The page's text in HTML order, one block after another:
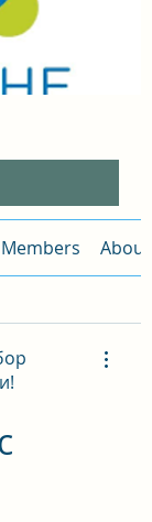
Members About